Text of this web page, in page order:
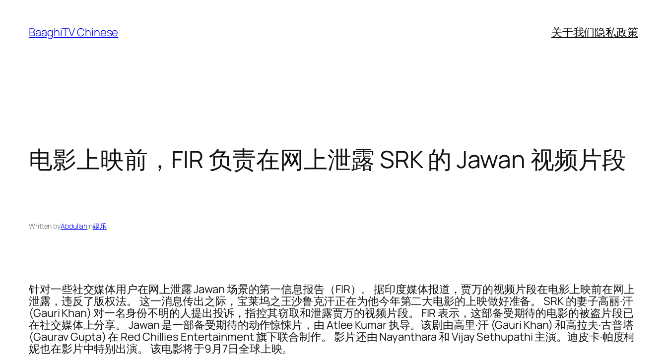
content
BaaghiTV Chinese 关于我们隐私政策
电影上映前，FIR 负责在网上泄露 SRK 的 Jawan 视频片段
Written byAbdullahin娱乐
针对一些社交媒体用户在网上泄露 Jawan 场景的第一信息报告（FIR）。 据印度媒体报道，贾万的视频片段在电影上映前在网上
泄露，违反了版权法。 这一消息传出之际，宝莱坞之王沙鲁克汗正在为他今年第二大电影的上映做好准备。 SRK 的妻子高丽·汗
(Gauri Khan) 对一名身份不明的人提出投诉，指控其窃取和泄露贾万的视频片段。 FIR 表示，这部备受期待的电影的被盗片段已
在社交媒体上分享。 Jawan 是一部备受期待的动作惊悚片，由 Atlee Kumar 执导。该剧由高里·汗 (Gauri Khan) 和高拉夫·古普塔
(Gaurav Gupta) 在 Red Chillies Entertainment 旗下联合制作。 影片还由 Nayanthara 和 Vijay Sethupathi 主演。迪皮卡·帕度柯
妮也在影片中特别出演。 该电影将于9月7日全球上映。